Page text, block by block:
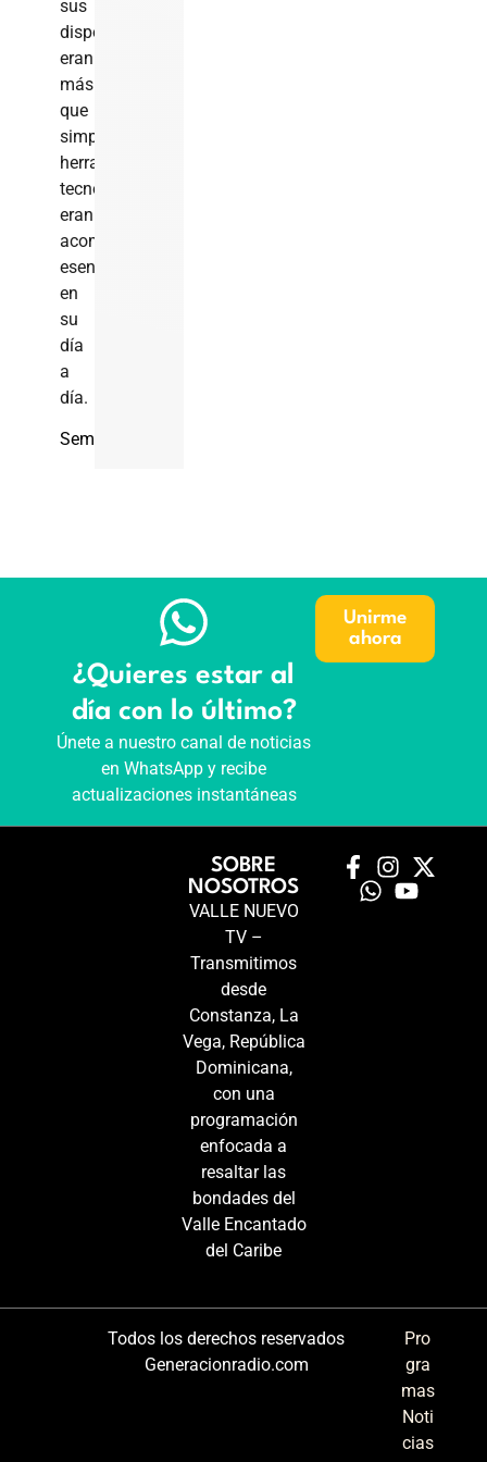
sus
dispositivos
eran
más
que
simples
herramientas
tecnológicas;
eran
acompañantes
esenciales
en
su
día
a
día.
Semana
¿Quieres estar al
día con lo último?
Únete a nuestro canal de noticias
en WhatsApp y recibe
actualizaciones instantáneas
Unirme
ahora
SOBRE
NOSOTROS
VALLE NUEVO
TV –
Transmitimos
desde
Constanza, La
Vega, República
Dominicana,
con una
programación
enfocada a
resaltar las
bondades del
Valle Encantado
del Caribe
Todos los derechos reservados
Generacionradio.com
Pro
gra
mas
Noti
cias